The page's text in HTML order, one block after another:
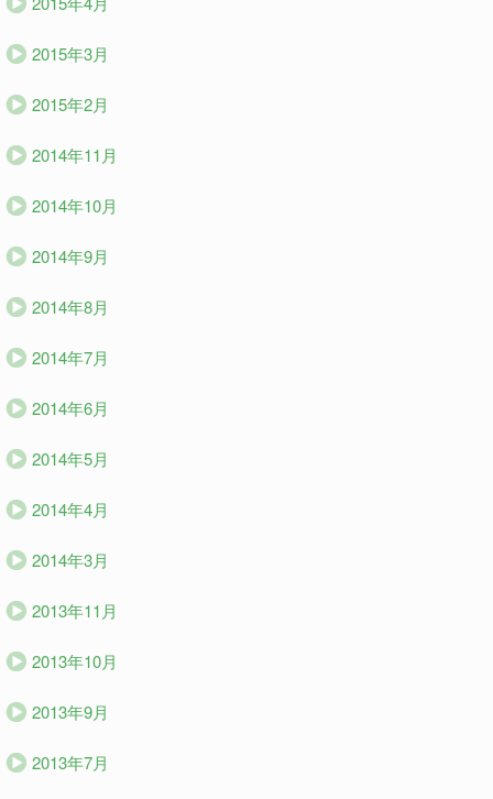
2015年3月
2015年2月
2014年11月
2014年10月
2014年9月
2014年8月
2014年7月
2014年6月
2014年5月
2014年4月
2014年3月
2013年11月
2013年10月
2013年9月
2013年7月